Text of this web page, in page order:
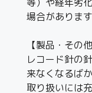
等）や経年劣
場合があります
【製品・その
レコード針の
来なくなるば
取り扱いには